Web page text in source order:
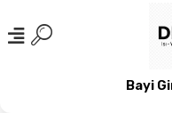
Bayi